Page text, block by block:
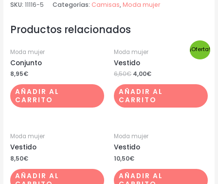
SKU:11116-5 Categorías: Camisas, Moda mujer
Productos relacionados
Moda mujer
Conjunto
8,95€
AÑADIR AL
CARRITO
¡Oferta!
Moda mujer
Vestido
6,50€ 4,00€
AÑADIR AL
CARRITO
Moda mujer
Vestido
8,50€
AÑADIR AL
Moda mujer
Vestido
10,50€
AÑADIR AL